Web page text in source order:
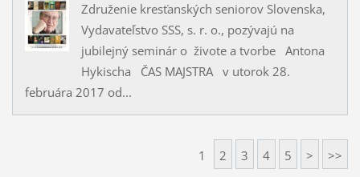
Združenie kresťanských seniorov Slovenska,
Vydavateľstvo SSS, s. r. o., pozývajú na
jubilejný seminár o živote a tvorbe Antona
Hykischa ČAS MAJSTRA v utorok 28.
februára 2017 od...
1 2 3 4 5 > >>